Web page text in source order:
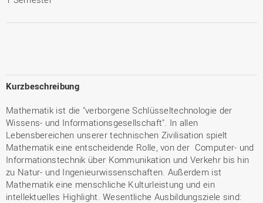
Kurzbeschreibung
Mathematik ist die "verborgene Schlüsseltechnologie der
Wissens- und Informationsgesellschaft". In allen
Lebensbereichen unserer technischen Zivilisation spielt
Mathematik eine entscheidende Rolle, von der Computer- und
Informationstechnik über Kommunikation und Verkehr bis hin
zu Natur- und Ingenieurwissenschaften. Außerdem ist
Mathematik eine menschliche Kulturleistung und ein
intellektuelles Highlight. Wesentliche Ausbildungsziele sind: